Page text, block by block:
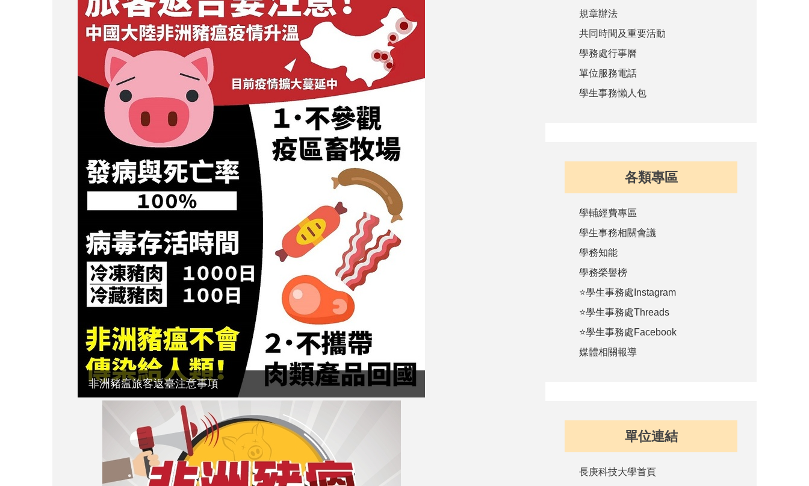
非洲豬瘟旅客返臺注意事項
規章辦法
共同時間及重要活動
學務處行事曆
單位服務電話
學生事務懶人包
各類專區
學輔經費專區
學生事務相關會議
學務知能
學務榮譽榜
⭐學生事務處Instagram
⭐學生事務處Threads
⭐學生事務處Facebook
媒體相關報導
單位連結
長庚科技大學首頁